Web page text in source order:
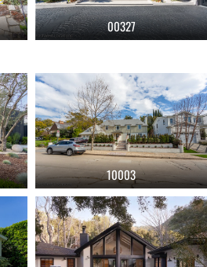
00327
10003